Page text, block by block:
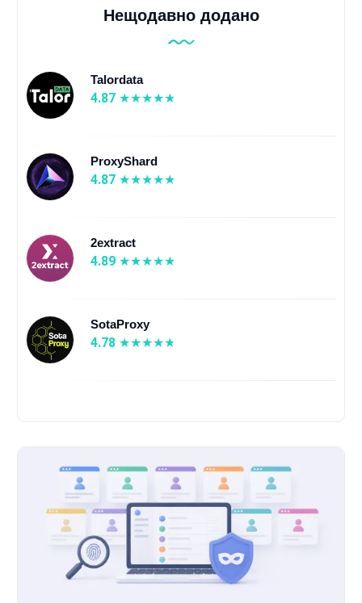
Нещодавно додано
Talordata
4.87
ProxyShard
4.87
2extract
4.89
SotaProxy
4.78